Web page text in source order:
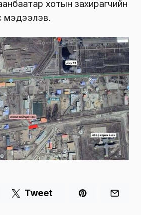
хотын захирагчийн
мэдээлэв.
Tweet